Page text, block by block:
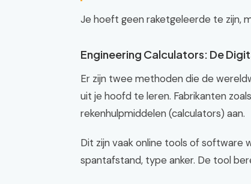
Je hoeft geen raketgeleerde te zijn,
Engineering Calculators: De
Er zijn twee methoden die de
uit je hoofd te leren. Fabrikanten
rekenhulpmiddelen (calculators) aan.
Dit zijn vaak online tools of software
spantafstand, type anker. De tool